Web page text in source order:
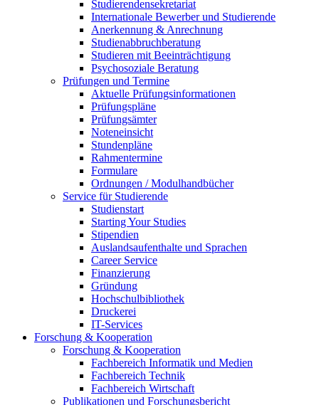
Studierendensekretariat
Internationale Bewerber und Studierende
Anerkennung & Anrechnung
Studienabbruchberatung
Studieren mit Beeinträchtigung
Psychosoziale Beratung
Prüfungen und Termine
Aktuelle Prüfungsinformationen
Prüfungspläne
Prüfungsämter
Noteneinsicht
Stundenpläne
Rahmentermine
Formulare
Ordnungen / Modulhandbücher
Service für Studierende
Studienstart
Starting Your Studies
Stipendien
Auslandsaufenthalte und Sprachen
Career Service
Finanzierung
Gründung
Hochschulbibliothek
Druckerei
IT-Services
Forschung & Kooperation
Forschung & Kooperation
Fachbereich Informatik und Medien
Fachbereich Technik
Fachbereich Wirtschaft
Publikationen und Forschungsbericht